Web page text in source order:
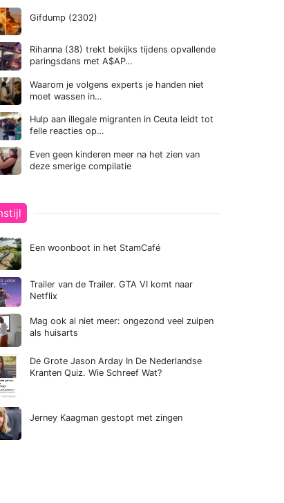
Gifdump (2302)
Rihanna (38) trekt bekijks tijdens opvallende
paringsdans met A$AP…
Waarom je volgens experts je handen niet
moet wassen in…
Hulp aan illegale migranten in Ceuta leidt tot
felle reacties op…
Even geen kinderen meer na het zien van
deze smerige compilatie
Een woonboot in het StamCafé
Trailer van de Trailer. GTA VI komt naar
Netflix
Mag ook al niet meer: ongezond veel zuipen
als huisarts
De Grote Jason Arday In De Nederlandse
Kranten Quiz. Wie Schreef Wat?
Jerney Kaagman gestopt met zingen